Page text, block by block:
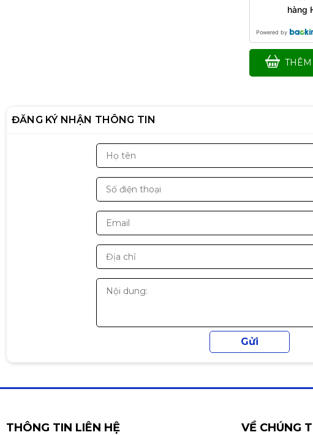
hàng
Powered by
ĐĂNG KÝ NHẬN THÔNG TIN
THÔNG TIN LIÊN HỆ VỀ CHÚNG